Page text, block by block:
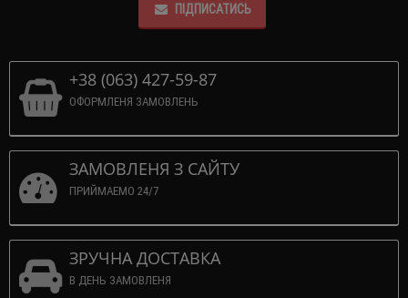
ПІДПИСАТИСЬ
+38 (063) 427-59-87
ОФОРМЛЕНЯ ЗАМОВЛЕНЬ
ЗАМОВЛЕНЯ З САЙТУ
ПРИЙМАЕМО 24/7
ЗРУЧНА ДОСТАВКА
В ДЕНЬ ЗАМОВЛЕНЯ